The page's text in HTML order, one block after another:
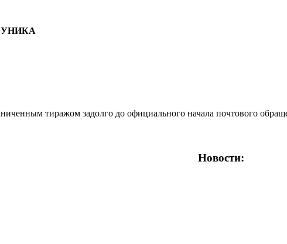
тиражом задолго до официального начала почтового
Новости: